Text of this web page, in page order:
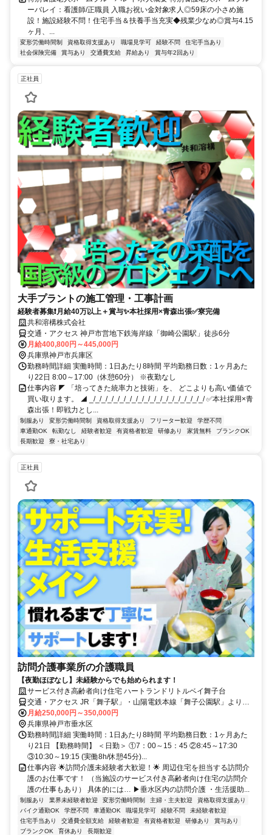
ーバレイ：看護師/正職員 入職お祝い金対象求人◎59床の小さめ施
設！施設経験不問！住宅手当＆扶養手当充実◆残業少なめ◎賞与4.15
ヶ月、...
変形労働時間制 資格取得支援あり 職場見学可 経験不問
住宅手当あり
社会保険完備
賞与あり 交通費支給 昇給あり 賞与年2回あり
正社員
大手プラントの施工管理・工事計画
経験者募集❗月給40万以上＋賞与✨本社採用×青森出張✅寮完備
共和溶構株式会社
交通・アクセス 神戸市営地下鉄海岸線「御崎公園駅」徒歩6分
月給400,800円～445,000円
兵庫県神戸市兵庫区
勤務時間詳細 実働時間：1日あたり8時間 平均勤務日数：1ヶ月あた
り22日 8:00～17:00（休憩60分） ※夜勤なし
仕事内容 ◤ 「培ってきた統率力と技術」を、 どこよりも高い価値で
買い取ります。 ◢ _/_/_/_/_/_/_/_/_/_/_/_/_/_/_/_/_/_/_/ ✅本社採用×青
森出張！即戦力とし...
制服あり 変形労働時間制 資格取得支援あり フリーター歓迎
学歴不問
車通勤OK
転勤なし 経験者歓迎 有資格者歓迎 研修あり 家賃無料
ブランクOK
長期歓迎
寮・社宅あり
正社員
訪問介護事業所の介護職員
【夜勤ほぼなし】未経験からでも始められます！
サービス付き高齢者向け住宅 ハートランドリトルベイ舞子台
交通・アクセス JR「舞子駅」・山陽電鉄本線「舞子公園駅」より徒
歩10分
月給250,000円～350,000円
兵庫県神戸市垂水区
勤務時間詳細 実働時間：1日あたり8時間 平均勤務日数：1ヶ月あた
り21日 【勤務時間】 ＜日勤＞ ①7：00～15：45 ②8:45～17:30
③10:30～19:15 (実働8h/休憩45分)...
仕事内容 🌟訪問介護未経験者大歓迎！🌟 周辺住宅を担当する訪問介
護のお仕事です！ （当施設のサービス付き高齢者向け住宅の訪問介
護の仕事もあり） 具体的には… ▶垂水区内の訪問介護 ・生活援助...
制服あり 業界未経験者歓迎 変形労働時間制 主婦・主夫歓迎
資格取得支援あり
バイク通勤OK
学歴不問 車通勤OK 職場見学可 経験不問
未経験者歓迎
住宅手当あり
交通費全額支給 経験者歓迎 有資格者歓迎 研修あり
賞与あり
ブランクOK
育休あり 長期歓迎